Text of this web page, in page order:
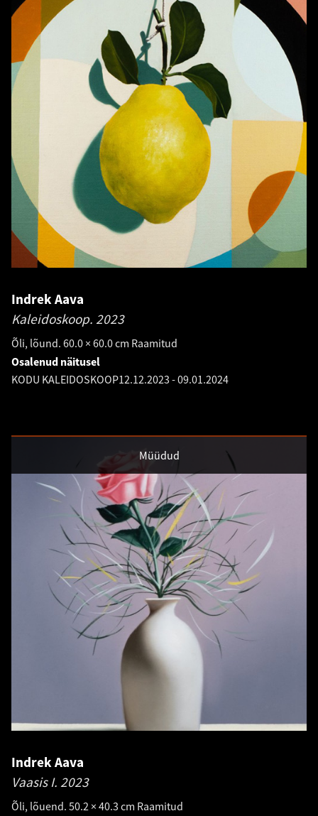
Indrek Aava
Kaleidoskoop. 2023
Õli, lõund. 60.0 × 60.0 cm Raamitud
Osalenud näitusel
KODU KALEIDOSKOOP12.12.2023 -09.01.2024
Müüdud
Indrek Aava
Vaasis I. 2023
Õli, lõuend. 50.2 × 40.3 cm Raamitud